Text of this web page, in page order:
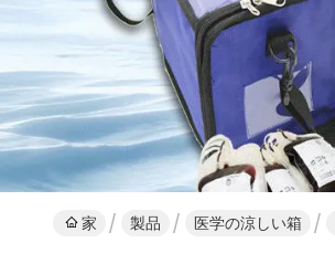
家 製品 医学の涼しい箱